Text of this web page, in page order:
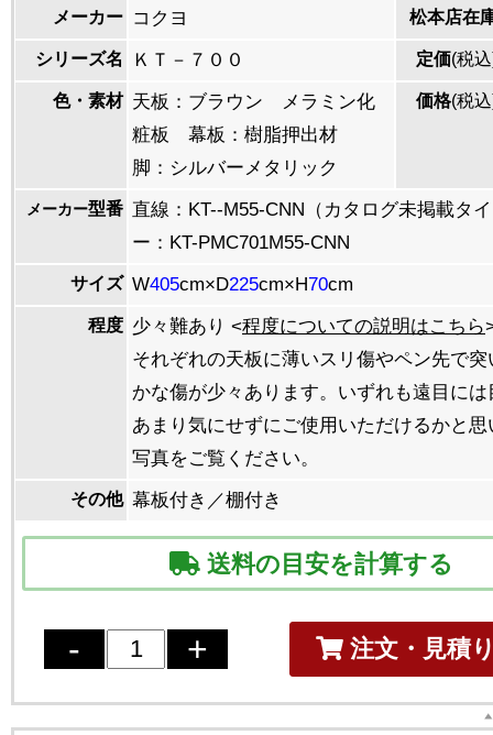
メーカー コクヨ 松本店在
シリーズ名 ＫＴ－７００ 定価(税
色・素材 天板：ブラウン メラミン化
粧板 幕板：樹脂押出材
脚：シルバーメタリック
価格(税
メーカー型番 直線：KT--M55-CNN（カタログ未掲載タ
ー：KT-PMC701M55-CNN
サイズ W405cm×D225cm×H70cm
程度 少々難あり <程度についての説明はこちら
それぞれの天板に薄いスリ傷やペン先で
かな傷が少々あります。いずれも遠目に
あまり気にせずにご使用いただけるかと
写真をご覧ください。
その他 幕板付き／棚付き
送料の目安を計算する
注文・見積